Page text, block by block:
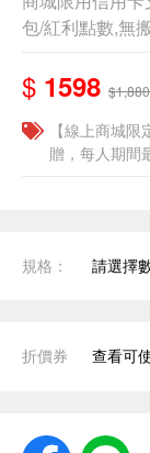
包/紅利點數,無
$ 1598 $1,880
【線上商城
贈，每人期間
規格： 請選擇
折價券 查看可